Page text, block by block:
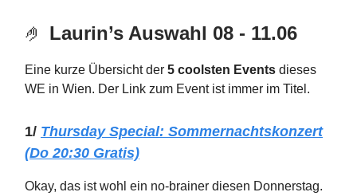
🤌 Laurin’s Auswahl 08 - 11.06
Eine kurze Übersicht der 5 coolsten Events dieses
WE in Wien. Der Link zum Event ist immer im Titel.
1/ Thursday Special: Sommernachtskonzert
(Do 20:30 Gratis)
Okay, das ist wohl ein no-brainer diesen Donnerstag.